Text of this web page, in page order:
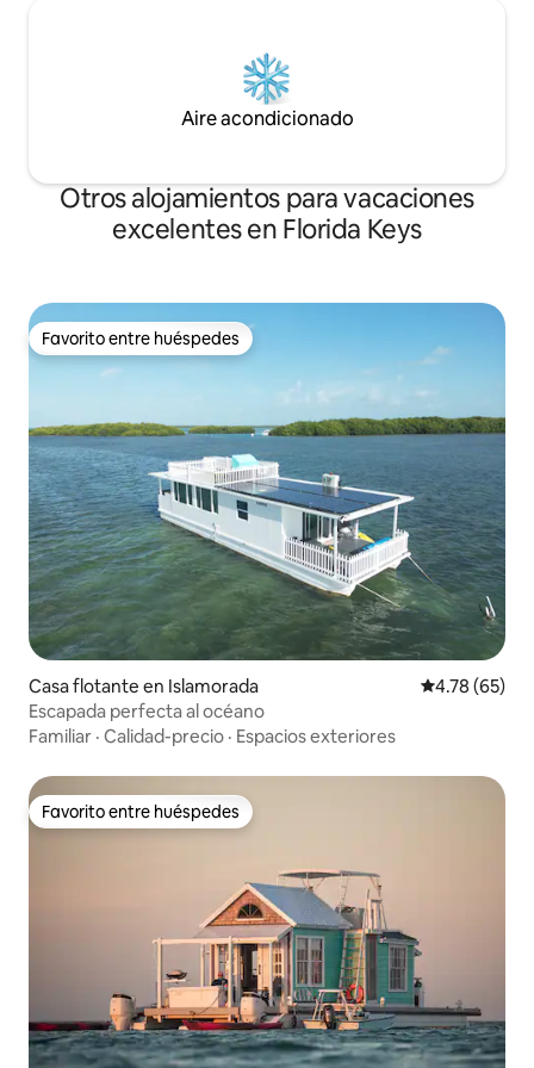
Aire acondicionado
Otros alojamientos para vacaciones
excelentes en Florida Keys
Favorito entre huéspedes
Favorito entre huéspedes
Casa flotante en Islamorada Calificación
4.78 (65)
Escapada perfecta al océano
Familiar · Calidad-precio · Espacios exteriores
Favorito entre huéspedes
Favorito entre huéspedes